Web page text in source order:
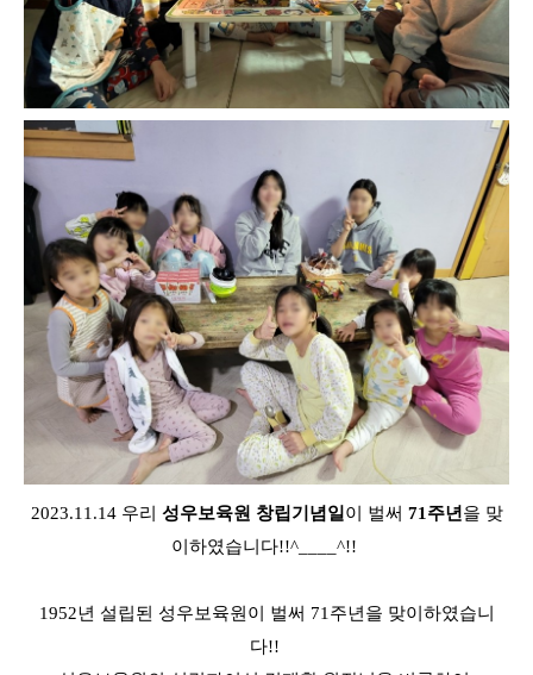
2023.11.14 우리 성우보육원 창립기념일 이 벌써 71주년 을 맞
이하였습니다!!^____^!!
1952년 설립된 성우보육원이 벌써 71주년을 맞이하였습니
다!!